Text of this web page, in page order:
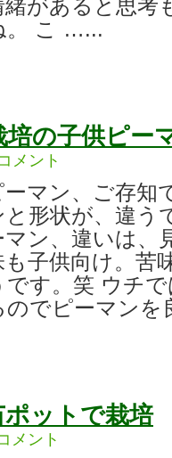
緒があると思考
。 こ …...
の子供ピー
メント
ーマン、ご存知
と形状が、違う
マン、違いは、
も子供向け。苦
です。笑 ウチ
のでピーマン
ットで栽培
メント